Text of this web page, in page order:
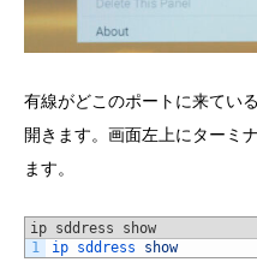
有線がどこのポートに来てい
開きます。画面左上にターミ
ます。
ip sddress show
1
ip sddress show